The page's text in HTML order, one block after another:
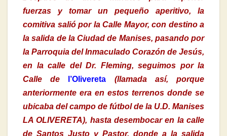
fuerzas y tomar un pequeño aperitivo, la
comitiva salió por la Calle Mayor, con destino a
la salida de la Ciudad de Manises, pasando por
la Parroquia del Inmaculado Corazón de Jesús,
en la calle del Dr. Fleming, seguimos por la
Calle de
l’Olivereta (llamada así, porque
anteriormente era en estos terrenos donde se
ubicaba del campo de fútbol de la U.D. Manises
LA OLIVERETA), hasta desembocar en la calle
de Santos Justo y Pastor, donde a la salida